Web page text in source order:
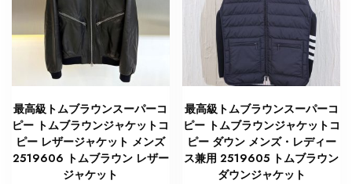
最高級トムブラウンスーパーコ
ピー トムブラウンジャケットコ
ピー レザージャケット メンズ
2519606 トムブラウン レザー
ジャケット
最高級トムブラウンスーパーコ
ピー トムブラウンジャケットコ
ピー ダウン メンズ・レディー
ス兼用 2519605 トムブラウン
ダウンジャケット